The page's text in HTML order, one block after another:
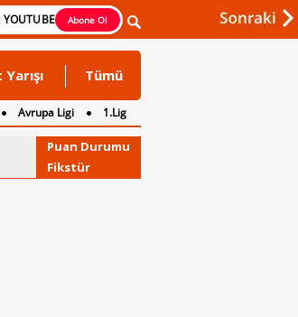
YOUTUBE Abone Ol
Tümü
Avrupa Ligi
1.Lig
Puan Durumu
Fikstür